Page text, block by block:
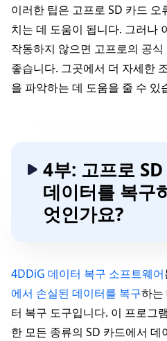
이러한 팁은 고프로 SD 카드
치는 데 도움이 됩니다. 그러나
작동하지 않으면 고프로의 공
좋습니다. 그곳에서 더 자세한
을 파악하는 데 도움을 줄 수 있
4부: 고프로
데이터를 복구
엇인가요?
4DDiG 데이터 복구 소프트웨어
에서 손실된 데이터를 복구하는
터 복구 도구입니다. 이 프로그
한 모든 종류의 SD 카드에서